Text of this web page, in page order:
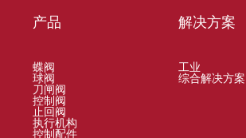
产品
蝶阀
球阀
刀闸阀
控制阀
止回阀
执行机构
控制配件
解决方案
工业
综合解决方案